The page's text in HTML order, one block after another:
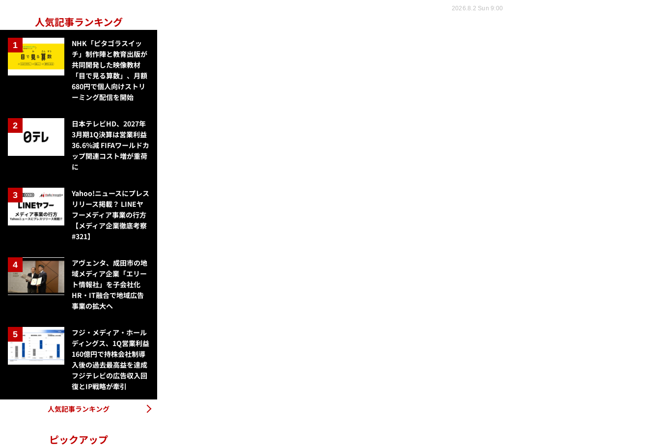
2026.8.2 Sun 9:00
人気記事ランキング
NHK「ピタゴラスイッ
チ」制作陣と教育出版が
共同開発した映像教材
「目で見る算数」、月額
680円で個人向けストリ
ーミング配信を開始
日本テレビHD、2027年
3月期1Q決算は営業利益
36.6%減 FIFAワールドカ
ップ関連コスト増が重荷
に
Yahoo!ニュースにプレス
リリース掲載？ LINEヤ
フーメディア事業の行方
【メディア企業徹底考察
#321】
アヴェンタ、成田市の地
域メディア企業「エリー
ト情報社」を子会社化
HR・IT融合で地域広告
事業の拡大へ
フジ・メディア・ホール
ディングス、1Q営業利益
160億円で持株会社制導
入後の過去最高益を達成
フジテレビの広告収入回
復とIP戦略が牽引
人気記事ランキング
ピックアップ